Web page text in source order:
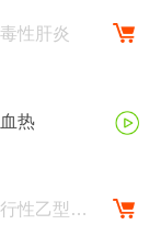
性肝炎
热
性乙型脑